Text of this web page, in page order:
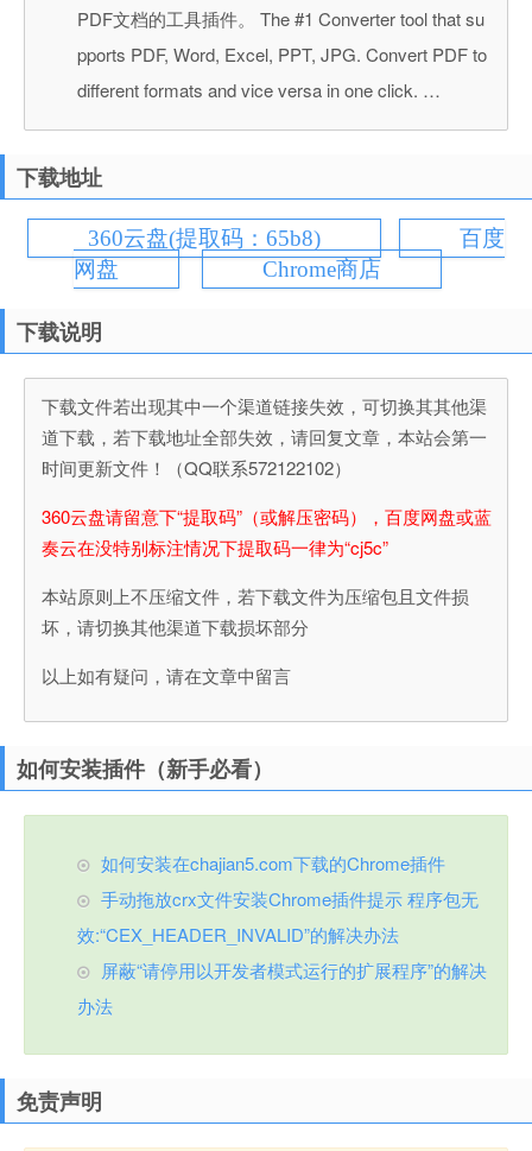
PDF文档的工具插件。 The #1 Converter tool that su
pports PDF, Word, Excel, PPT, JPG. Convert PDF to
different formats and vice versa in one click. …
下载地址
360云盘(提取码：65b8)
百度
网盘
Chrome商店
下载说明
下载文件若出现其中一个渠道链接失效，可切换其其他渠
道下载，若下载地址全部失效，请回复文章，本站会第一
时间更新文件！（QQ联系572122102）
360云盘请留意下“提取码”（或解压密码），百度网盘或蓝
奏云在没特别标注情况下提取码一律为“cj5c”
本站原则上不压缩文件，若下载文件为压缩包且文件损
坏，请切换其他渠道下载损坏部分
以上如有疑问，请在文章中留言
如何安装插件（新手必看）
如何安装在chajian5.com下载的Chrome插件
手动拖放crx文件安装Chrome插件提示 程序包无
效:“CEX_HEADER_INVALID”的解决办法
屏蔽“请停用以开发者模式运行的扩展程序”的解决
办法
免责声明